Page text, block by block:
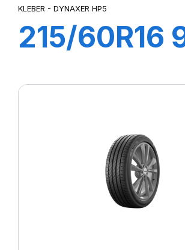
KLEBER - DYNAXER HP5
215/60R16